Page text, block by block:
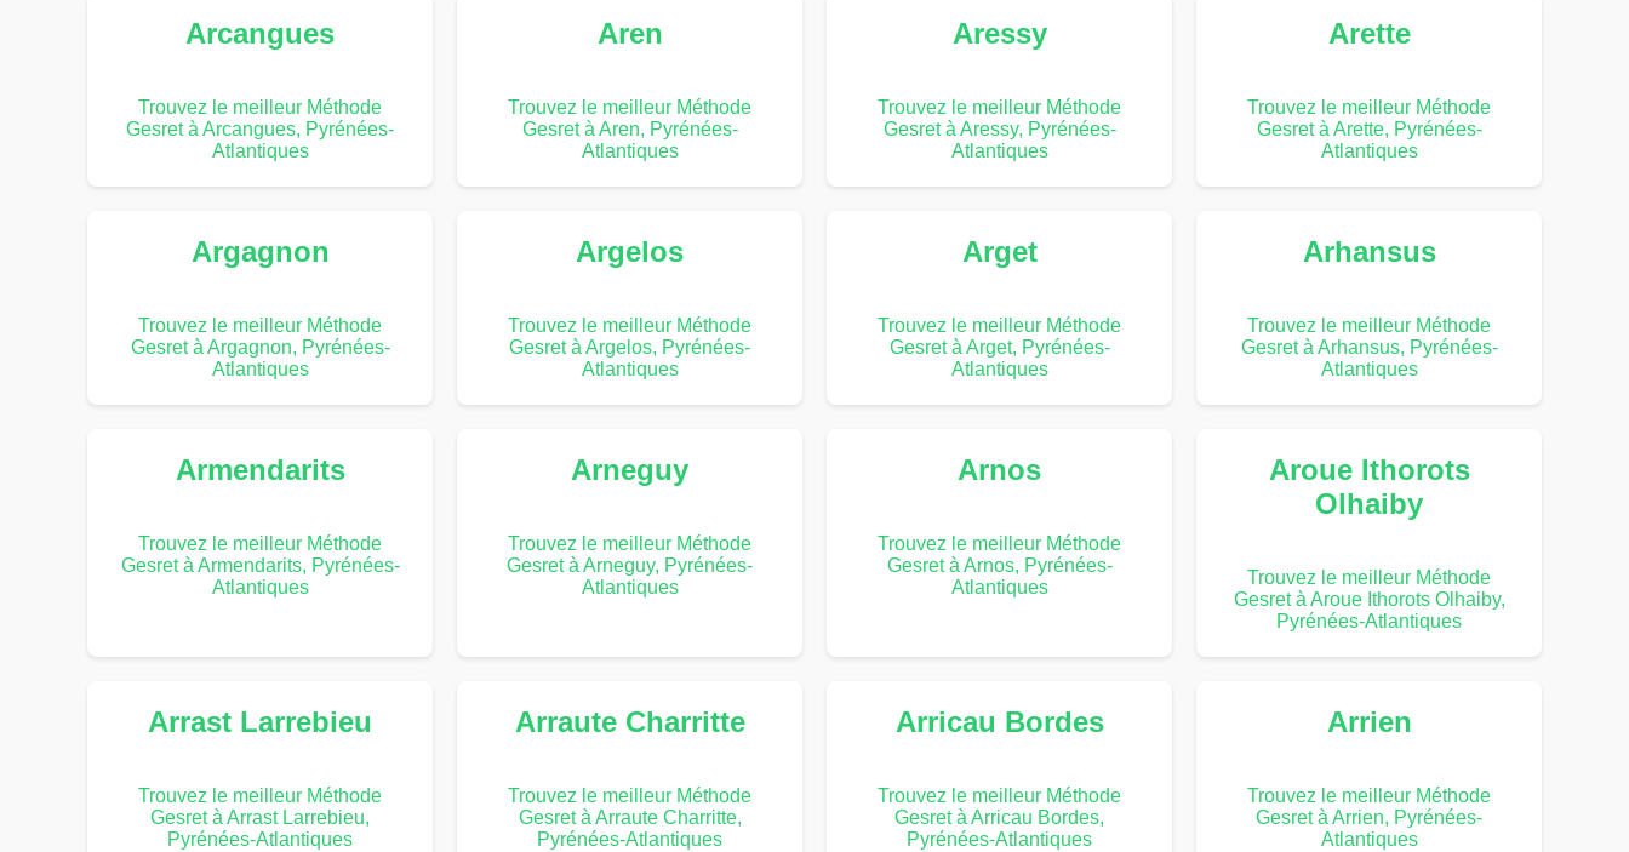
Arcangues
Trouvez le meilleur Méthode
Gesret à Arcangues, Pyrénées-
Atlantiques
Aren
Trouvez le meilleur Méthode
Gesret à Aren, Pyrénées-
Atlantiques
Aressy
Trouvez le meilleur Méthode
Gesret à Aressy, Pyrénées-
Atlantiques
Arette
Trouvez le meilleur Méthode
Gesret à Arette, Pyrénées-
Atlantiques
Argagnon
Trouvez le meilleur Méthode
Gesret à Argagnon, Pyrénées-
Atlantiques
Argelos
Trouvez le meilleur Méthode
Gesret à Argelos, Pyrénées-
Atlantiques
Arget
Trouvez le meilleur Méthode
Gesret à Arget, Pyrénées-
Atlantiques
Arhansus
Trouvez le meilleur Méthode
Gesret à Arhansus, Pyrénées-
Atlantiques
Armendarits
Trouvez le meilleur Méthode
Gesret à Armendarits, Pyrénées-
Atlantiques
Arneguy
Trouvez le meilleur Méthode
Gesret à Arneguy, Pyrénées-
Atlantiques
Arnos
Trouvez le meilleur Méthode
Gesret à Arnos, Pyrénées-
Atlantiques
Aroue Ithorots
Olhaiby
Trouvez le meilleur Méthode
Gesret à Aroue Ithorots Olhaiby,
Pyrénées-Atlantiques
Arrast Larrebieu
Trouvez le meilleur Méthode
Gesret à Arrast Larrebieu,
Pyrénées-Atlantiques
Arraute Charritte
Trouvez le meilleur Méthode
Gesret à Arraute Charritte,
Pyrénées-Atlantiques
Arricau Bordes
Trouvez le meilleur Méthode
Gesret à Arricau Bordes,
Pyrénées-Atlantiques
Arrien
Trouvez le meilleur Méthode
Gesret à Arrien, Pyrénées-
Atlantiques